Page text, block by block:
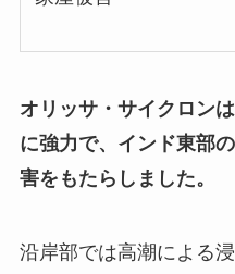
オリッサ・サイクロン
に強力で、インド東部
害をもたらしました。
沿岸部では高潮による